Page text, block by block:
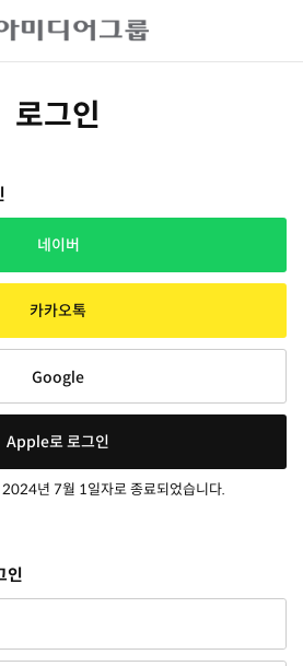
로그인
네이버
카카오톡
Google
Apple로 로그인
년 7월 1일자로 종료되었습니다.
인